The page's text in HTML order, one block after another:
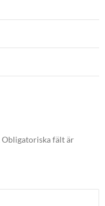
Obligatoriska fält är